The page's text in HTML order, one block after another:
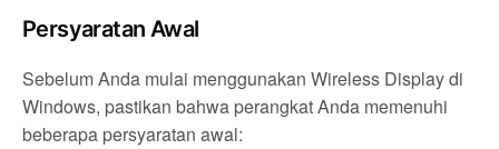
Persyaratan Awal
Sebelum Anda mulai menggunakan Wireless Display di
Windows, pastikan bahwa perangkat Anda memenuhi
beberapa persyaratan awal: